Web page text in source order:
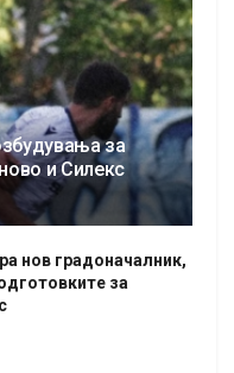
за
и Силекс
нов градоначалник,
за